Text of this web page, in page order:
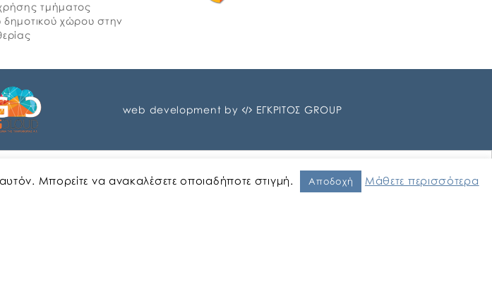
τμήματος
δημοτικού χώρου στην
web development by ΕΓΚΡΙΤΟΣ GROUP
Μπορείτε να ανακαλέσετε οποιαδήποτε στιγμή. Αποδοχή Μάθετε περισσότερα